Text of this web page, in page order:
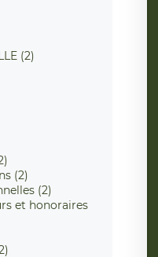
(2)
(2)
(2)
et honoraires